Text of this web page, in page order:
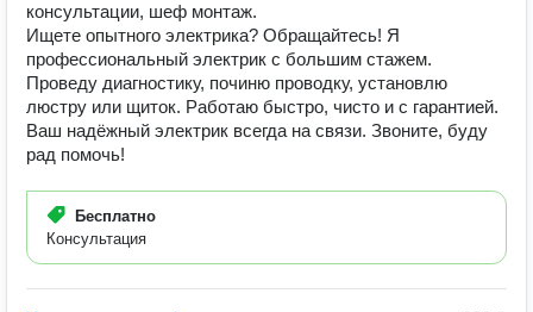
консультации, шеф монтаж.
Ищете опытного электрика? Обращайтесь! Я
профессиональный электрик с большим стажем.
Проведу диагностику, починю проводку, установлю
люстру или щиток. Работаю быстро, чисто и с гарантией.
Ваш надёжный электрик всегда на связи. Звоните, буду
рад помочь!
Бесплатно
Консультация